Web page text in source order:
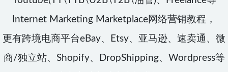
Internet Marketing Marketplace网络营销教程，
更有跨境电商平台eBay、Etsy、亚马逊、速卖通、微
商/独立站、Shopify、DropShipping、Wordpress等